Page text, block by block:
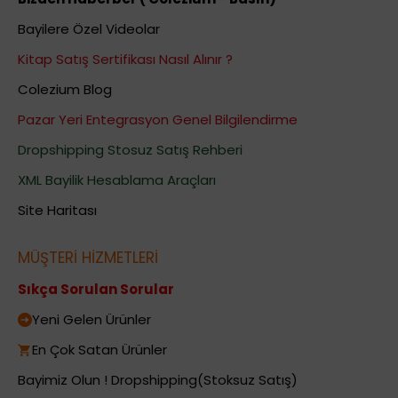
Bayilere Özel Videolar
Kitap Satış Sertifikası Nasıl Alınır ?
Colezium Blog
Pazar Yeri Entegrasyon Genel Bilgilendirme
Dropshipping Stosuz Satış Rehberi
XML Bayilik Hesablama Araçları
Site Haritası
MÜŞTERİ HİZMETLERİ
Sıkça Sorulan Sorular
Yeni Gelen Ürünler
En Çok Satan Ürünler
Bayimiz Olun ! Dropshipping(Stoksuz Satış)